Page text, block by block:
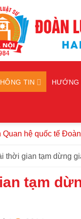
TIN HƯỚNG
hệ quốc tế Đoàn
thời gian tạm dừng
tạm